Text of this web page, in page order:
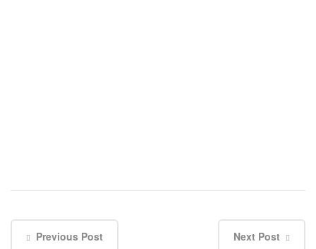
Previous Post Next Post